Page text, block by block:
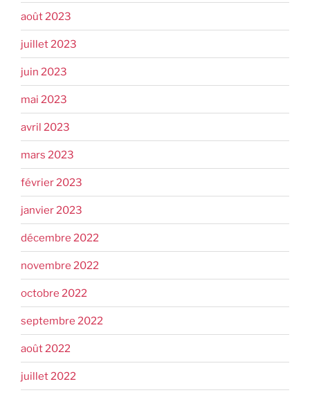
août 2023
juillet 2023
juin 2023
mai 2023
avril 2023
mars 2023
février 2023
janvier 2023
décembre 2022
novembre 2022
octobre 2022
septembre 2022
août 2022
juillet 2022